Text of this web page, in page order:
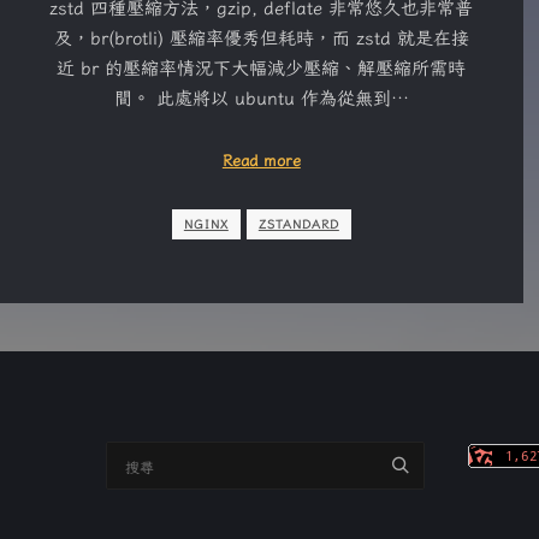
zstd 四種壓縮方法，gzip, deflate 非常悠久也非常普
及，br(brotli) 壓縮率優秀但耗時，而 zstd 就是在接
近 br 的壓縮率情況下大幅減少壓縮、解壓縮所需時
間。 此處將以 ubuntu 作為從無到…
Read more
NGINX ZSTANDARD